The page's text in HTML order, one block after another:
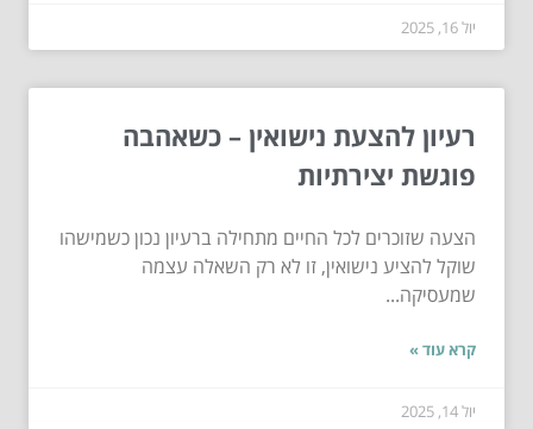
יול 16, 2025
רעיון להצעת נישואין – כשאהבה
פוגשת יצירתיות
הצעה שזוכרים לכל החיים מתחילה ברעיון נכון כשמישהו
שוקל להציע נישואין, זו לא רק השאלה עצמה
שמעסיקה...
קרא עוד »
יול 14, 2025